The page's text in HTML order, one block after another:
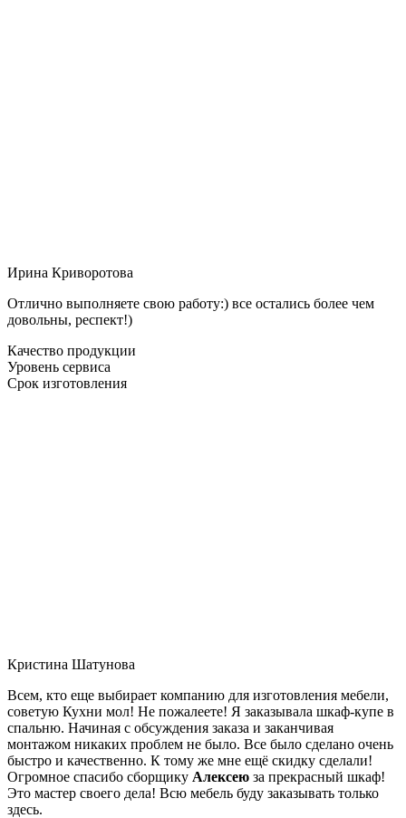
Ирина Криворотова
Отлично выполняете свою работу:) все остались более чем
довольны, респект!)
Качество продукции
Уровень сервиса
Срок изготовления
Кристина Шатунова
Всем, кто еще выбирает компанию для изготовления мебели,
советую Кухни мол! Не пожалеете! Я заказывала шкаф-купе в
спальню. Начиная с обсуждения заказа и заканчивая
монтажом никаких проблем не было. Все было сделано очень
быстро и качественно. К тому же мне ещё скидку сделали!
Огромное спасибо сборщику Алексею за прекрасный шкаф!
Это мастер своего дела! Всю мебель буду заказывать только
здесь.